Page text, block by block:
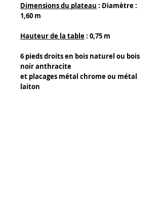
Dimensions du plateau : Diamètre :
1,60 m
Hauteur de la table: 0,75 m
6 pieds droits en bois naturel ou bois
noir anthracite
et placages métal chrome ou métal
laiton